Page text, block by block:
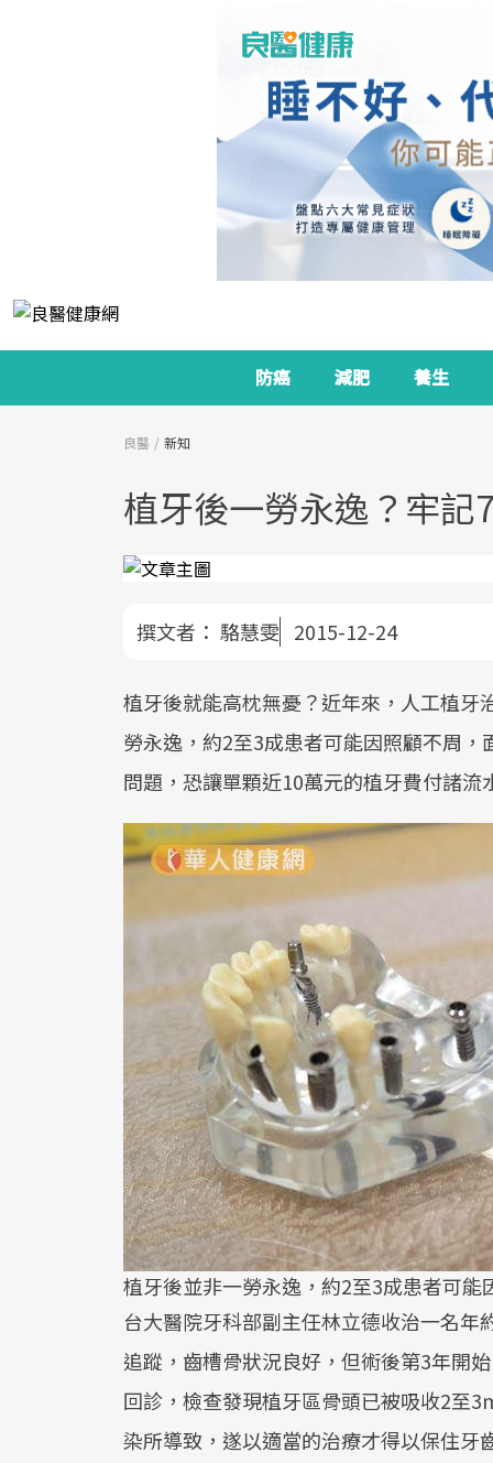
防癌 減肥 養生
良醫 新知
植牙後一勞永逸？牢記
撰文者： 駱慧雯 2015-12-24
植牙後就能高枕無憂？近年來，人工植
勞永逸，約2至3成患者可能因照顧不周
問題，恐讓單顆近10萬元的植牙費付諸流
植牙後並非一勞永逸，約2至3成患者可
台大醫院牙科部副主任林立德收治一名
追蹤，齒槽骨狀況良好，但術後第3年開
回診，檢查發現植牙區骨頭已被吸收2至
染所導致，遂以適當的治療才得以保住牙